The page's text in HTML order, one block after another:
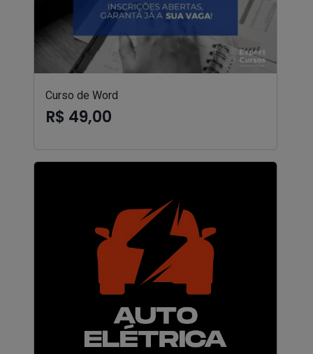
Curso de Word
R$ 49,00